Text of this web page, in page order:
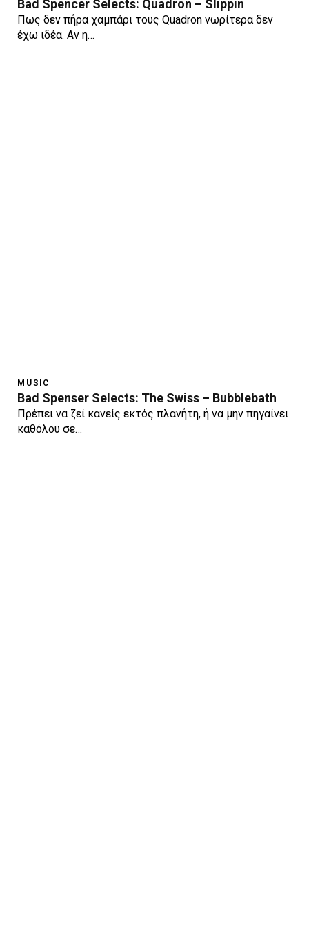
Bad Spencer Selects: Quadron – Slippin
Πως δεν πήρα χαμπάρι τους Quadron νωρίτερα δεν
έχω ιδέα. Αν η…
MUSIC
Bad Spenser Selects: The Swiss – Bubblebath
Πρέπει να ζεί κανείς εκτός πλανήτη, ή να μην πηγαίνει
καθόλου σε…